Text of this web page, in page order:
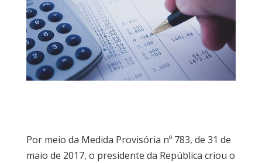
Por meio da Medida Provisória nº 783, de 31 de
maio de 2017, o presidente da República criou o